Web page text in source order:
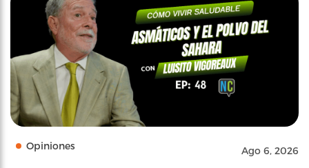
Opiniones Ago 6, 2026